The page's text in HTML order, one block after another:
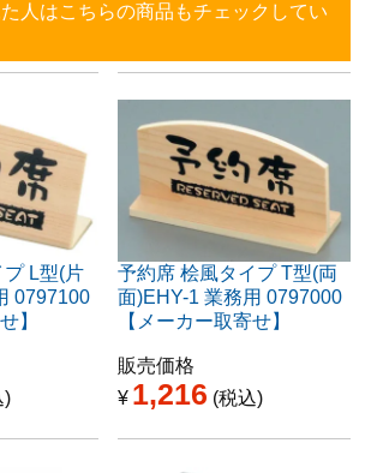
人はこちらの商品もチェックしてい
L型(片
0797100
】
予約席 桧風タイプ T型(両
面)EHY-1 業務用 0797000
【メーカー取寄せ】
販売価格
¥ 1,216 税込